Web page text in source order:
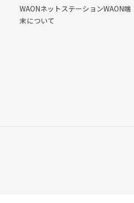
WAONネットステーションWAON端
末について